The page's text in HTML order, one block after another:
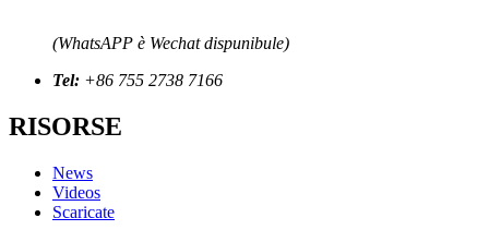
(WhatsAPP è Wechat dispunibule)
Tel: +86 755 2738 7166
RISORSE
News
Videos
Scaricate